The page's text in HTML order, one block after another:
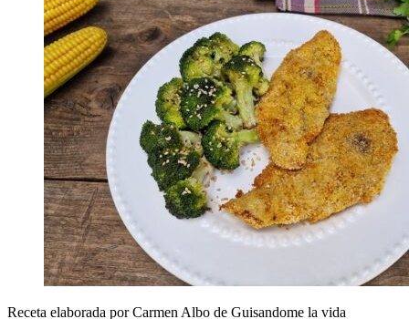
Receta elaborada por Carmen Albo de Guisandome la vida